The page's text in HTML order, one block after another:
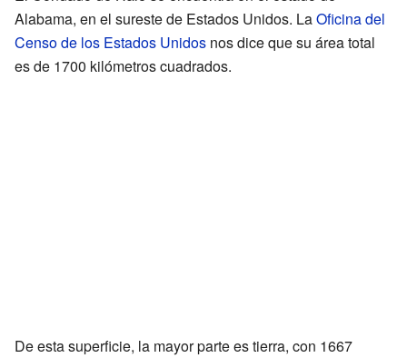
Alabama, en el sureste de Estados Unidos. LaOficina del
Censo de los Estados Unidos nos dice que su área total
es de 1700 kilómetros cuadrados.
De esta superficie, la mayor parte es tierra, con 1667